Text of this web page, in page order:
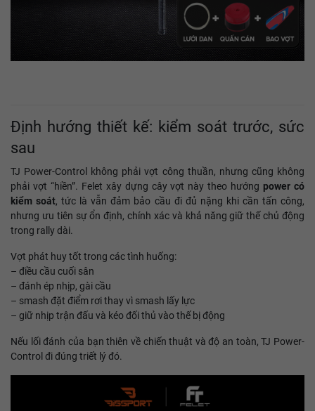
Định hướng thiết kế: kiểm soát trước, sức
sau
TJ Power-Control không phải vợt công thuần, nhưng cũng không
phải vợt “hiền”. Felet xây dựng cây vợt này theo hướng power có
kiểm soát, tức là vẫn đảm bảo cầu đi đủ nặng khi cần tấn công,
nhưng ưu tiên sự ổn định, chính xác và khả năng giữ thế chủ động
trong rally dài.
Vợt phát huy tốt trong các tình huống:
– điều cầu cuối sân
– đánh ép nhịp, gài cầu
– smash đặt điểm rơi thay vì smash lấy lực
– giữ nhịp trận đấu và kéo đối thủ vào thế bị động
Nếu lối đánh của bạn thiên về chiến thuật và độ an toàn, TJ Power-
Control đi đúng triết lý đó.